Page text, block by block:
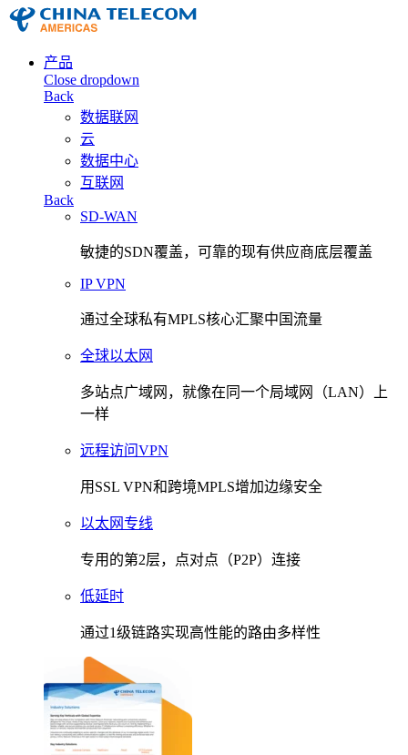
产品
Close dropdown
Back
数据联网
云
数据中心
互联网
Back
SD-WAN
敏捷的SDN覆盖，可靠的现有供应商底层覆盖
IP VPN
通过全球私有MPLS核心汇聚中国流量
全球以太网
多站点广域网，就像在同一个局域网（LAN）上
一样
远程访问VPN
用SSL VPN和跨境MPLS增加边缘安全
以太网专线
专用的第2层，点对点（P2P）连接
低延时
通过1级链路实现高性能的路由多样性